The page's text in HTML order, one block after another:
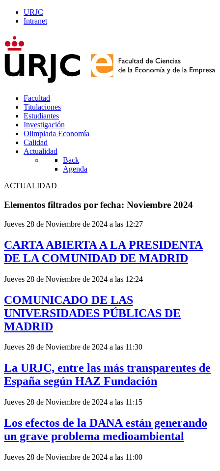
URJC
Intranet
Facultad
Titulaciones
Estudiantes
Investigación
Olimpiada Economía
Calidad
Actualidad
Back
Agenda
ACTUALIDAD
Elementos filtrados por fecha: Noviembre 2024
Jueves 28 de Noviembre de 2024 a las 12:27
CARTA ABIERTA A LA PRESIDENTA
DE LA COMUNIDAD DE MADRID
Jueves 28 de Noviembre de 2024 a las 12:24
COMUNICADO DE LAS
UNIVERSIDADES PÚBLICAS DE
MADRID
Jueves 28 de Noviembre de 2024 a las 11:30
La URJC, entre las más transparentes de
España según HAZ Fundación
Jueves 28 de Noviembre de 2024 a las 11:15
Los efectos de la DANA están generando
un grave problema medioambiental
Jueves 28 de Noviembre de 2024 a las 11:00